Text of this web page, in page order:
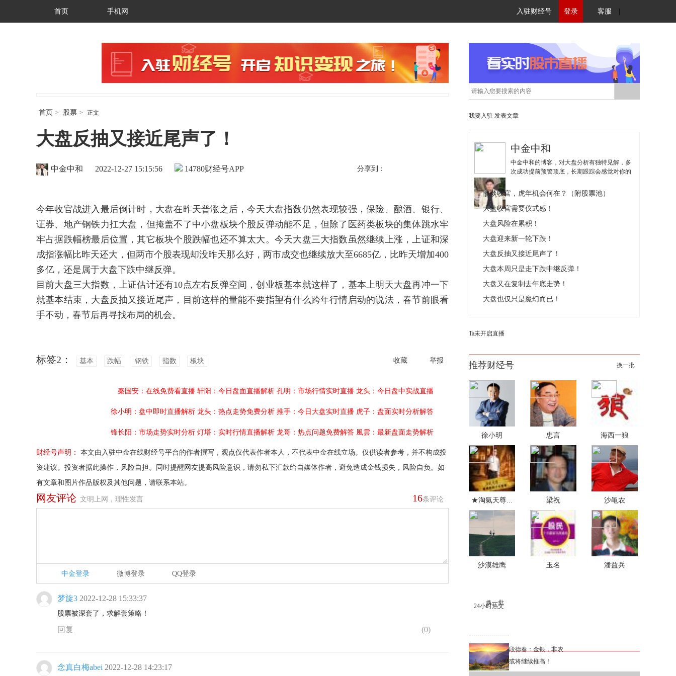
首页 手机网 入驻财经号 登录 客服
首页 > 股票 > 正文
大盘反抽又接近尾声了！
财经号APP
中金中和 2022-12-27 15:15:56 14780 分享到：
今年收官战进入最后倒计时，大盘在昨天普涨之后，今天大盘指数仍然表现较强，保险、酿酒、银行、
证券、地产钢铁力扛大盘，但掩盖不了中小盘板块个股反弹动能不足，但除了医药类板块的集体跳水牢
牢占据跌幅榜最后位置，其它板块个股跌幅也还不算太大。今天大盘三大指数虽然继续上涨，上证和深
成指涨幅比昨天还大，但两市个股表现却没昨天那么好，两市成交也继续放大至6685亿，比昨天增加400
多亿，还是属于大盘下跌中继反弹。
目前大盘三大指数，上证估计还有10点左右反弹空间，创业板基本就这样了，基本上明天大盘再冲一下
就基本结束，大盘反抽又接近尾声，目前这样的量能不要指望有什么跨年行情启动的说法，春节前眼看
手不动，春节后再寻找布局的机会。
收藏 举报
标签2： 基本 跌幅 钢铁 指数 板块
秦国安：在线免费看直播 轩阳：今日盘面直播解析 孔明：市场行情实时直播 龙头：今日盘中实战直播
徐小明：盘中即时直播解析 龙头：热点走势免费分析 推手：今日大盘实时直播 虎子：盘面实时分析解答
锋长阳：市场走势实时分析 灯塔：实时行情直播解析 龙哥：热点问题免费解答 風雲：最新盘面走势解析
财经号声明：
本文由入驻中金在线财经号平台的作者撰写，观点仅代表作者本人，不代表中金在线立场。仅供读者参考，并不构成投
资建议。投资者据此操作，风险自担。同时提醒网友提高风险意识，请勿私下汇款给自媒体作者，避免造成金钱损失，风险自负。如
有文章和图片作品版权及其他问题，请联系本站。
16条评论
网友评论 文明上网，理性发言
中金登录 微博登录 QQ登录
梦旋3 2022-12-28 15:33:37
股票被深套了，求解套策略！
回复 (0)
念真白梅abei 2022-12-28 14:23:17
我要入驻 发表文章
中金中和
中金中和的博客，对大盘分析有独特见解，多
次成功提前预警顶底，长期跟踪会感觉对你的
惨淡收官，虎年机会何在？（附股票池）
大盘收官需要仪式感！
大盘风险在累积！
大盘迎来新一轮下跌！
大盘反抽又接近尾声了！
大盘本周只是走下跌中继反弹！
大盘又在复制去年底走势！
大盘也仅只是魔幻而已！
Ta未开启直播
推荐财经号 换一批
徐小明 忠言 海西一狼
★淘氣天尊... 梁祝 沙黾农
沙漠雄鹰 玉名 潘益兵
24小时热文
换一批
段德春：金银，非农
或将继续推高！